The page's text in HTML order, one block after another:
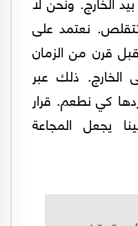
تتقلص. نعتمد على
قرن من الزمان
الخارج. ذلك عبر
كي نطعم. قرار
يجعل المجاعة